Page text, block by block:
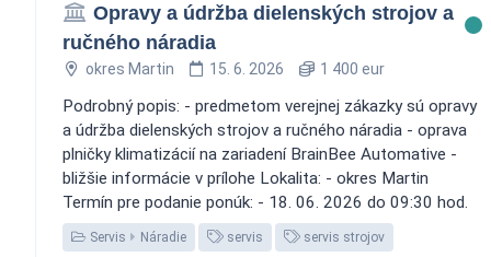
Opravy a údržba dielenských strojov a
ručného náradia
okres Martin 15. 6. 2026 1 400 eur
Podrobný popis: - predmetom verejnej zákazky sú opravy
a údržba dielenských strojov a ručného náradia - oprava
plničky klimatizácií na zariadení BrainBee Automative -
bližšie informácie v prílohe Lokalita: - okres Martin
Termín pre podanie ponúk: - 18. 06. 2026 do 09:30 hod.
Servis Náradie servis servis strojov